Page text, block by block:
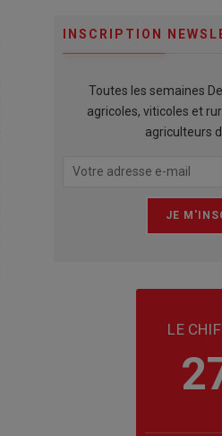
INSCRIPTION
Toutes les semaines
agricoles, viticoles et
agriculteurs
LE